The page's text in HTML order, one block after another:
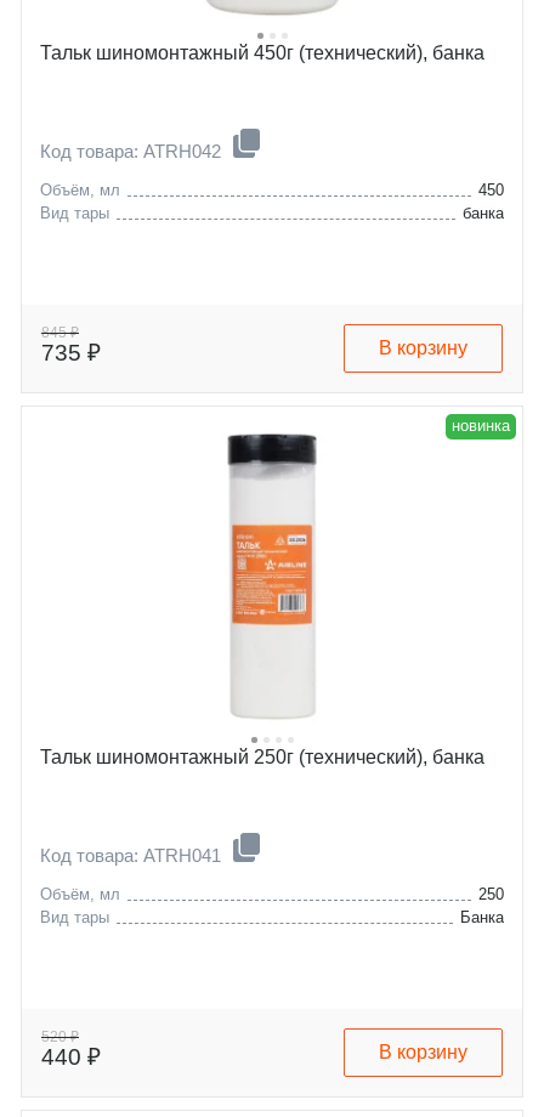
Тальк шиномонтажный 450г (технический), банка
Код товара: ATRH042
Объём, мл
450
Вид тары
банка
845 ₽
735 ₽ В корзину
новинка
Тальк шиномонтажный 250г (технический), банка
Код товара: ATRH041
Объём, мл
250
Вид тары
Банка
520 ₽
440 ₽ В корзину